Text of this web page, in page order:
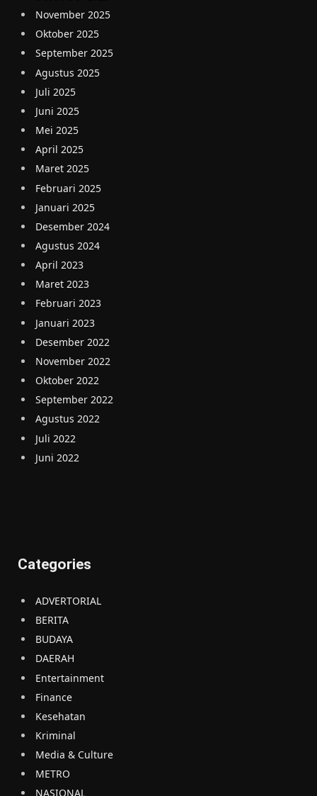
November 2025
Oktober 2025
September 2025
Agustus 2025
Juli 2025
Juni 2025
Mei 2025
April 2025
Maret 2025
Februari 2025
Januari 2025
Desember 2024
Agustus 2024
April 2023
Maret 2023
Februari 2023
Januari 2023
Desember 2022
November 2022
Oktober 2022
September 2022
Agustus 2022
Juli 2022
Juni 2022
Categories
ADVERTORIAL
BERITA
BUDAYA
DAERAH
Entertainment
Finance
Kesehatan
Kriminal
Media & Culture
METRO
NASIONAL